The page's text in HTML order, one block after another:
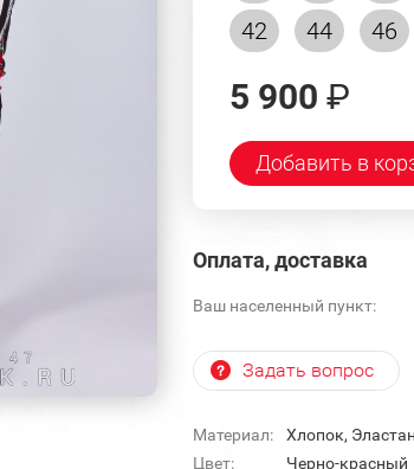
42
44 46
5 900 ₽
Добавить в
Оплата, доставка
Ваш населенный пункт:
Задать вопрос
Материал:
Хлопок,
Цвет:
Черно-красный